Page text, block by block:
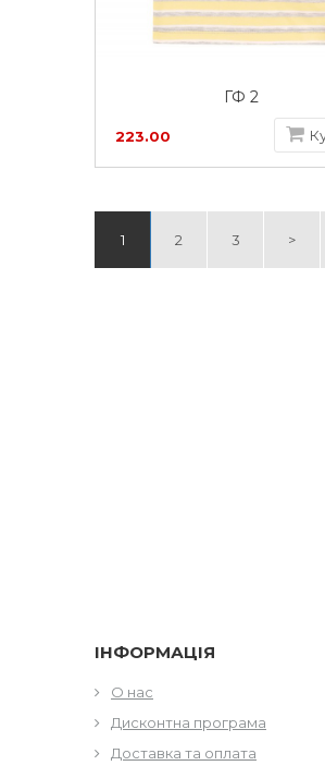
ГФ 2
223.00
1 2 3 >
ІНФОРМАЦІЯ
О нас
Дисконтна програма
Доставка та оплата